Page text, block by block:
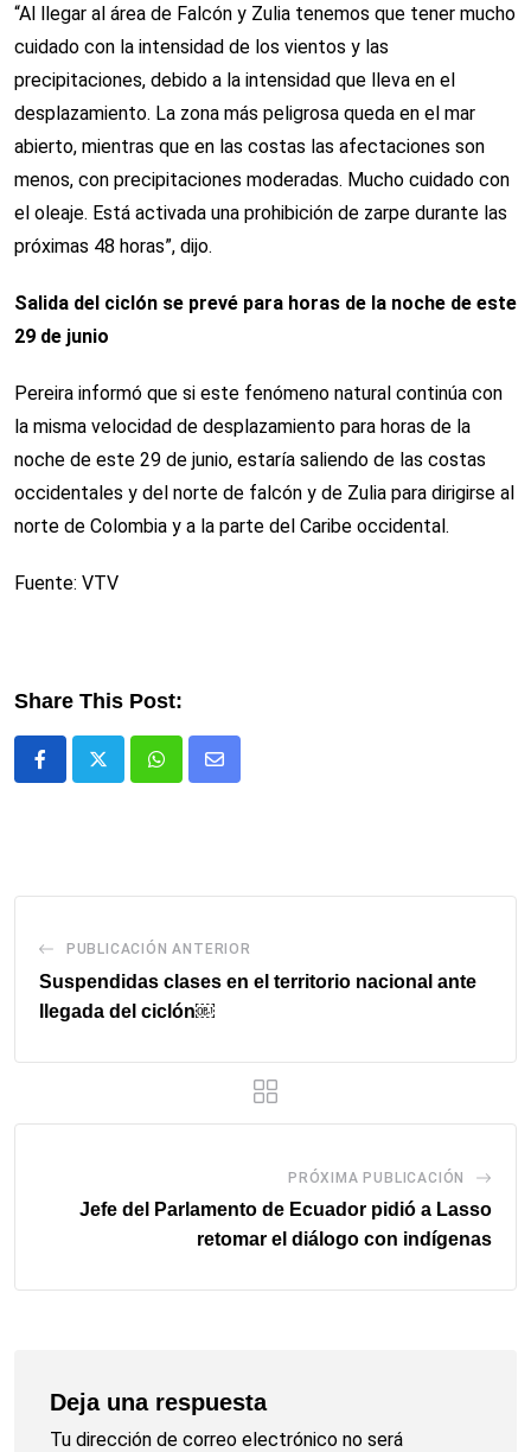
“Al llegar al área de Falcón y Zulia tenemos que tener mucho
cuidado con la intensidad de los vientos y las
precipitaciones, debido a la intensidad que lleva en el
desplazamiento. La zona más peligrosa queda en el mar
abierto, mientras que en las costas las afectaciones son
menos, con precipitaciones moderadas. Mucho cuidado con
el oleaje. Está activada una prohibición de zarpe durante las
próximas 48 horas”, dijo.
Salida del ciclón se prevé para horas de la noche de este
29 de junio
Pereira informó que si este fenómeno natural continúa con
la misma velocidad de desplazamiento para horas de la
noche de este 29 de junio, estaría saliendo de las costas
occidentales y del norte de falcón y de Zulia para dirigirse al
norte de Colombia y a la parte del Caribe occidental.
Fuente: VTV
Share This Post:
WhatsappComparte
PUBLICACIÓN ANTERIOR
Suspendidas clases en el territorio nacional ante
llegada del ciclón￼
PRÓXIMA PUBLICACIÓN
Jefe del Parlamento de Ecuador pidió a Lasso
retomar el diálogo con indígenas
Deja una respuesta
Tu dirección de correo electrónico no será